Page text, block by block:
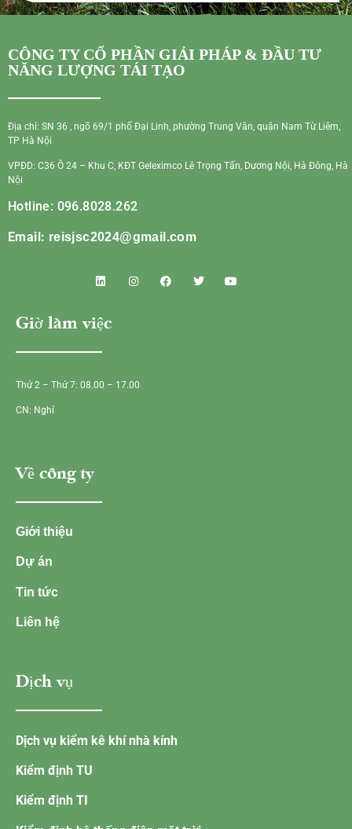
CÔNG TY CỔ PHẦN GIẢI PHÁP & ĐẦU TƯ
NĂNG LƯỢNG TÁI TẠO
Địa chỉ: SN 36 , ngõ 69/1 phố Đại Linh, phường Trung Văn, quận Nam Từ Liêm,
TP Hà Nội
VPĐD: C36 Ô 24 – Khu C, KĐT Geleximco Lê Trọng Tấn, Dương Nội, Hà Đông, Hà
Nội
Hotline: 096.8028.262
Email: reisjsc2024@gmail.com
Giờ làm việc
Thứ 2 – Thứ 7: 08.00 – 17.00
CN: Nghỉ
Về công ty
Giới thiệu
Dự án
Tin tức
Liên hệ
Dịch vụ
Dịch vụ kiểm kê khí nhà kính
Kiểm định TU
Kiểm định TI